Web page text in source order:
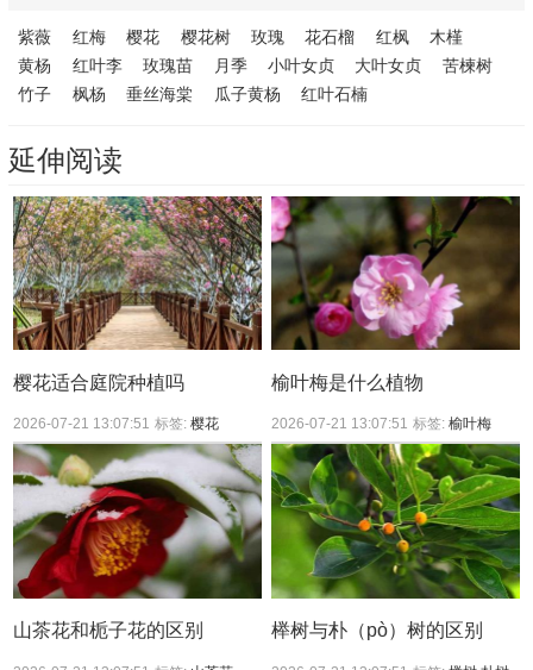
紫薇 红梅 樱花 樱花树 玫瑰 花石榴 红枫
木槿
黄杨
红叶李 玫瑰苗 月季 小叶女贞 大叶女贞
苦楝树
竹子
枫杨 垂丝海棠 瓜子黄杨 红叶石楠
延伸阅读
樱花适合庭院种植吗
2026-07-21 13:07:51 标签:樱花
榆叶梅是什么植物
2026-07-21 13:07:51 标签:榆叶梅
山茶花和栀子花的区别 榉树与朴（pò）树的区别